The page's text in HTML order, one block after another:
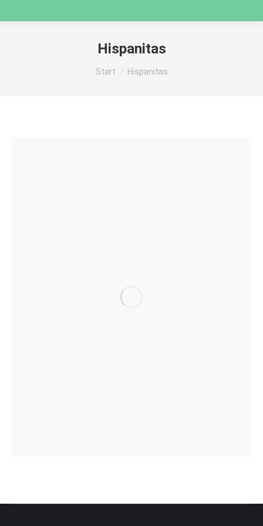
Hispanitas
Sie befinden sich hier:
Start Hispanitas